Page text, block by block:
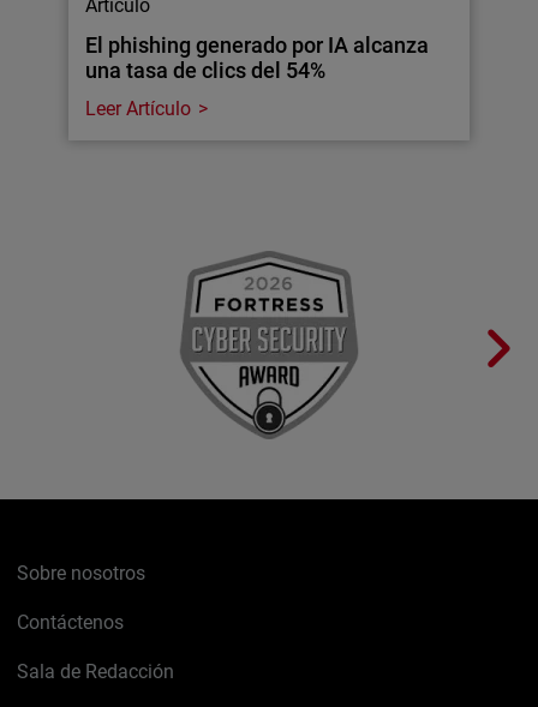
Artículo
El phishing generado por IA alcanza
una tasa de clics del 54%
Leer Artículo
Sobre nosotros
Contáctenos
Sala de Redacción